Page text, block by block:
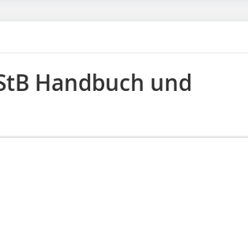
Handbuch und